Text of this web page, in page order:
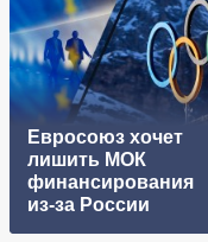
Евросоюз хочет
лишить МОК
финансирования
из-за России